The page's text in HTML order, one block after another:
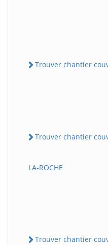
Trouver chantier
Trouver chantier
LA-ROCHE
Trouver chantier